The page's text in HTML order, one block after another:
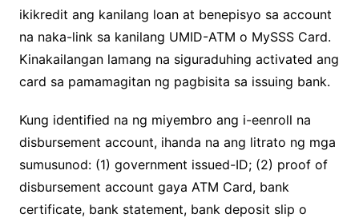
ikikredit ang kanilang loan at benepisyo sa account
na naka-link sa kanilang UMID-ATM o MySSS Card.
Kinakailangan lamang na siguraduhing activated ang
card sa pamamagitan ng pagbisita sa issuing bank.
Kung identified na ng miyembro ang i-eenroll na
disbursement account, ihanda na ang litrato ng mga
sumusunod: (1) government issued-ID; (2) proof of
disbursement account gaya ATM Card, bank
certificate, bank statement, bank deposit slip o